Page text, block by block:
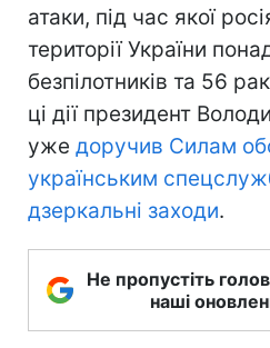
атаки, під час якої
території України
безпілотників та 56
ці дії президент
уже доручив Силам
українським
дзеркальні заходи.
Не пропустіть
наші